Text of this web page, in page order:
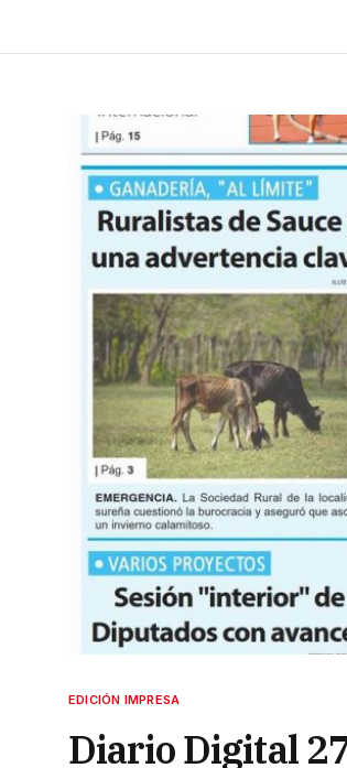
EDICIÓN IMPRESA
Diario Digital